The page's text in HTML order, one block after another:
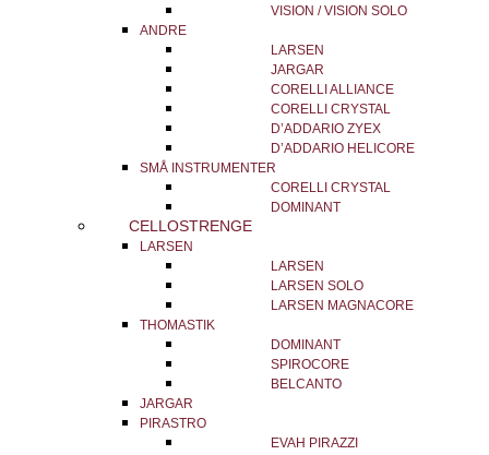
VISION / VISION SOLO
ANDRE
LARSEN
JARGAR
CORELLI ALLIANCE
CORELLI CRYSTAL
D’ADDARIO ZYEX
D’ADDARIO HELICORE
SMÅ INSTRUMENTER
CORELLI CRYSTAL
DOMINANT
CELLOSTRENGE
LARSEN
LARSEN
LARSEN SOLO
LARSEN MAGNACORE
THOMASTIK
DOMINANT
SPIROCORE
BELCANTO
JARGAR
PIRASTRO
EVAH PIRAZZI